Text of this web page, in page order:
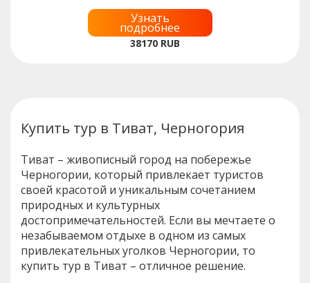
Узнать
подробнее
38170 RUB
Купить тур в Тиват, Черногория
Тиват – живописный город на побережье
Черногории, который привлекает туристов
своей красотой и уникальным сочетанием
природных и культурных
достопримечательностей. Если вы мечтаете о
незабываемом отдыхе в одном из самых
привлекательных уголков Черногории, то
купить тур в Тиват – отличное решение.